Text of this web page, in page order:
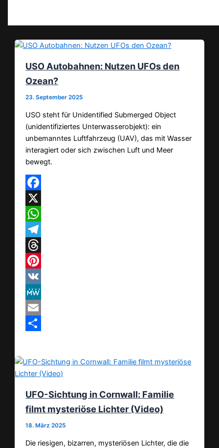
USO Autobahnen: Nutzen UFOs den
Ozean?
23. September 2025
USO steht für Unidentified Submerged Object
(unidentifiziertes Unterwasserobjekt): ein
unbemanntes Luftfahrzeug (UAV), das mit Wasser
interagiert oder sich zwischen Luft und Meer
bewegt.
Facebook
X
WhatsApp
Telegram
Threads
Pinterest
VK
MeWe
Email
UFO-Sichtung in Cornwall: Familie
filmt mysteriöse Lichter (Video)
18. März 2025
Die riesigen, bizarren, mysteriösen Lichter, die die